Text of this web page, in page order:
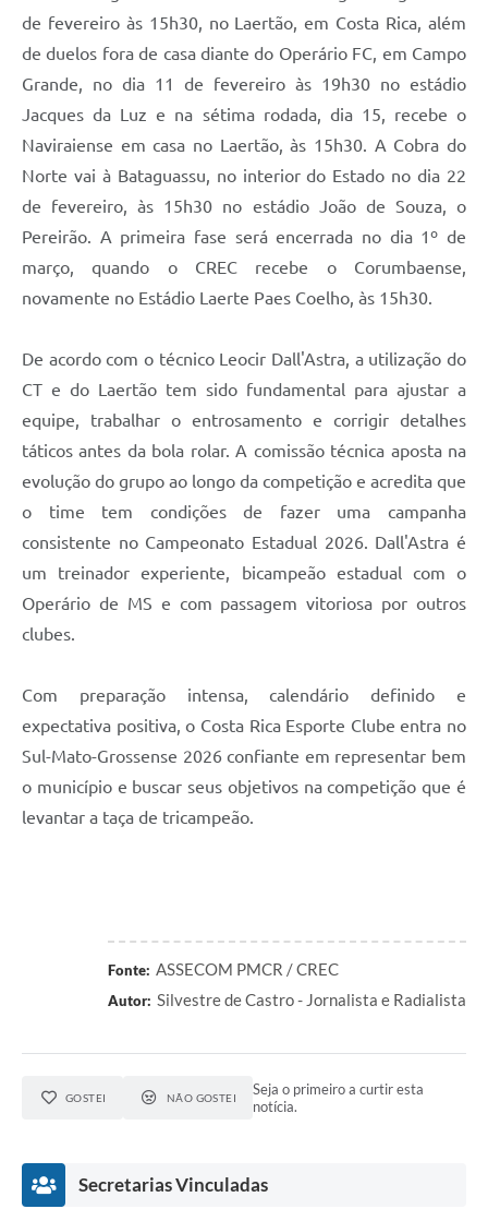
de fevereiro às 15h30, no Laertão, em Costa Rica, além
de duelos fora de casa diante do Operário FC, em Campo
Grande, no dia 11 de fevereiro às 19h30 no estádio
Jacques da Luz e na sétima rodada, dia 15, recebe o
Naviraiense em casa no Laertão, às 15h30. A Cobra do
Norte vai à Bataguassu, no interior do Estado no dia 22
de fevereiro, às 15h30 no estádio João de Souza, o
Pereirão. A primeira fase será encerrada no dia 1º de
março, quando o CREC recebe o Corumbaense,
novamente no Estádio Laerte Paes Coelho, às 15h30.
De acordo com o técnico Leocir Dall'Astra, a utilização do
CT e do Laertão tem sido fundamental para ajustar a
equipe, trabalhar o entrosamento e corrigir detalhes
táticos antes da bola rolar. A comissão técnica aposta na
evolução do grupo ao longo da competição e acredita que
o time tem condições de fazer uma campanha
consistente no Campeonato Estadual 2026. Dall'Astra é
um treinador experiente, bicampeão estadual com o
Operário de MS e com passagem vitoriosa por outros
clubes.
Com preparação intensa, calendário definido e
expectativa positiva, o Costa Rica Esporte Clube entra no
Sul-Mato-Grossense 2026 confiante em representar bem
o município e buscar seus objetivos na competição que é
levantar a taça de tricampeão.
Fonte: ASSECOM PMCR / CREC
Autor: Silvestre de Castro - Jornalista e Radialista
GOSTEI NÃO GOSTEI
Seja o primeiro a curtir esta
notícia.
Secretarias Vinculadas